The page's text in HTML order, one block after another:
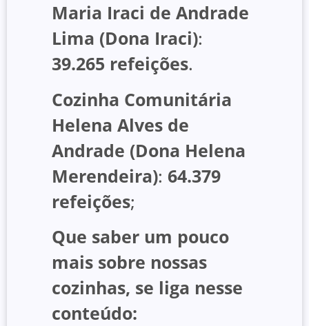
Maria Iraci de Andrade
Lima (Dona Iraci):
39.265 refeições.
Cozinha Comunitária
Helena Alves de
Andrade (Dona Helena
Merendeira): 64.379
refeições;
Que saber um pouco
mais sobre nossas
cozinhas, se liga nesse
conteúdo: